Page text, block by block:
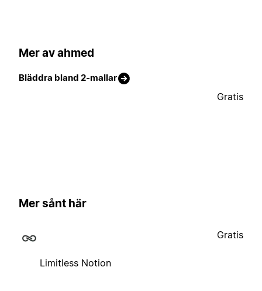
Mer av ahmed
Bläddra bland 2-mallar
Gratis
Mer sånt här
Limitless Notion
Gratis